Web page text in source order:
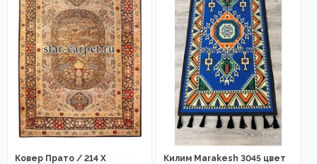
Ковер Прато / 214 X
Килим Marakesh 3045 цвет